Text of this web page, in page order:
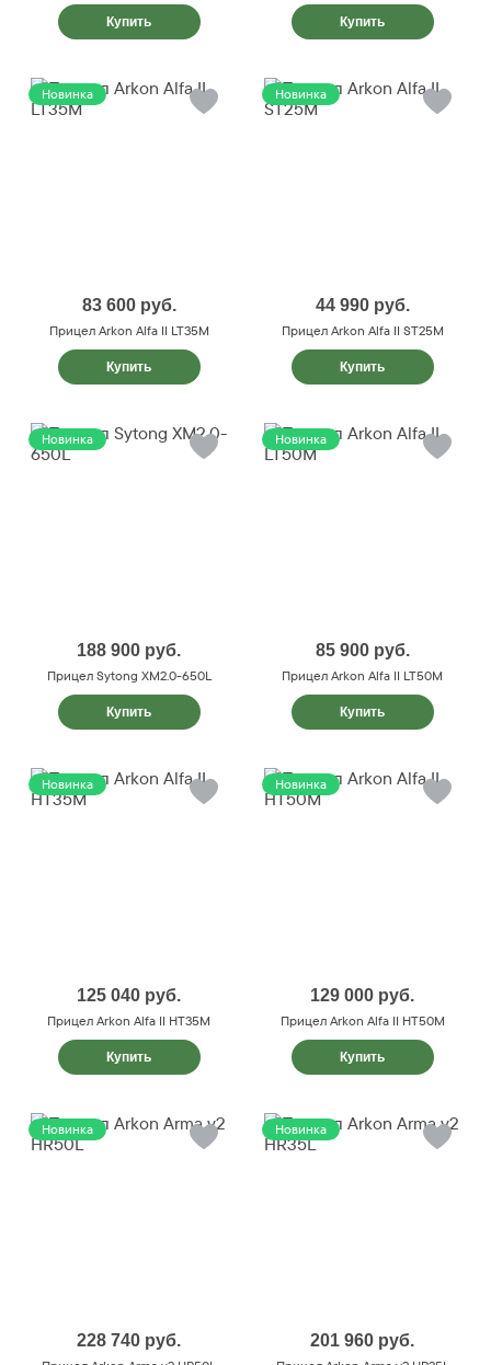
Купить Купить
Новинка
83 600 руб.
Прицел Arkon Alfa II LT35M
Купить
Новинка
44 990 руб.
Прицел Arkon Alfa II ST25M
Купить
Новинка
188 900 руб.
Прицел Sytong XM2.0-650L
Купить
Новинка
85 900 руб.
Прицел Arkon Alfa II LT50M
Купить
Новинка
125 040 руб.
Прицел Arkon Alfa II HT35M
Купить
Новинка
129 000 руб.
Прицел Arkon Alfa II HT50M
Купить
Новинка
228 740 руб.
Новинка
201 960 руб.